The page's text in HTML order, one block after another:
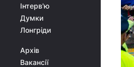
Інтерв'ю
Думки
Лонгріди
Архів
Вакансії